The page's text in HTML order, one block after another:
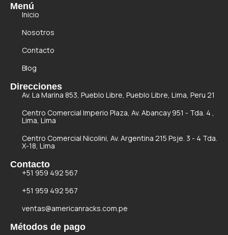
Menú
Inicio
Nosotros
Contacto
Blog
Direcciones
Av. La Marina 853, Pueblo Libre, Pueblo Libre, Lima, Peru 21
Centro Comercial Imperio Plaza, Av. Abancay 951 - Tda. 4 ,
Lima, Lima
Centro Comercial Nicolini, Av. Argentina 215 Psje. 3 - 4 Tda.
X-18, Lima
Contacto
+51 959 492 567
+51 959 492 567
ventas@americanracks.com.pe
Métodos de pago